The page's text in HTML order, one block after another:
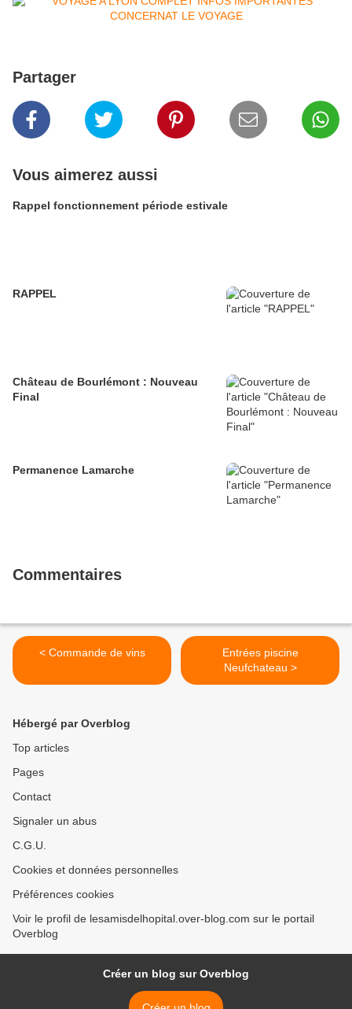
Partager
Vous aimerez aussi
Rappel fonctionnement période estivale
RAPPEL
Château de Bourlémont : Nouveau
Final
Permanence Lamarche
Commentaires
< Commande de vins
Entrées piscine
Neufchateau >
Hébergé par Overblog
Top articles
Pages
Contact
Signaler un abus
C.G.U.
Cookies et données personnelles
Préférences cookies
Voir le profil de lesamisdelhopital.over-blog.com sur le portail
Overblog
Créer un blog sur Overblog